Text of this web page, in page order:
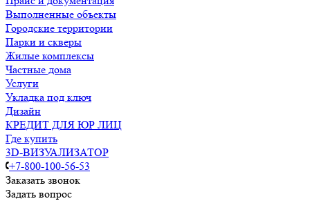
Выполненные объекты
Городские территории
Парки и скверы
Жилые комплексы
Частные дома
Услуги
Укладка под ключ
Дизайн
КРЕДИТ ДЛЯ ЮР ЛИЦ
Где купить
3D-ВИЗУАЛИЗАТОР
+7-800-100-56-53
Заказать звонок
Задать вопрос